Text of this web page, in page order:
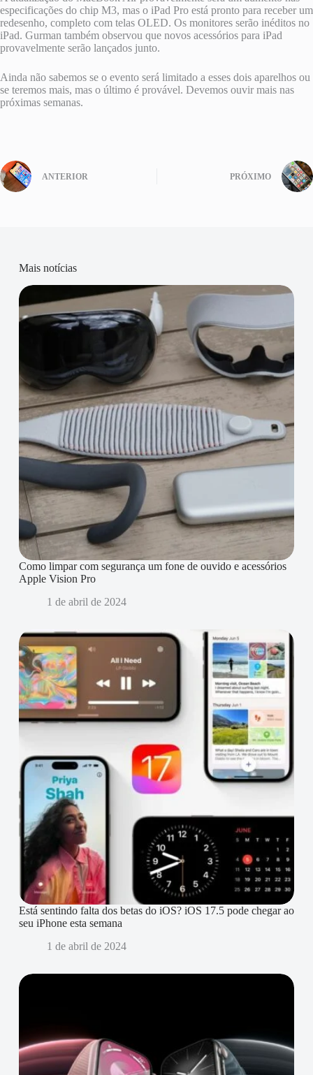
especificações do chip M3, mas o iPad Pro está pronto para receber um
redesenho, completo com telas OLED. Os monitores serão inéditos no
iPad. Gurman também observou que novos acessórios para iPad
provavelmente serão lançados junto.
Ainda não sabemos se o evento será limitado a esses dois aparelhos ou
se teremos mais, mas o último é provável. Devemos ouvir mais nas
próximas semanas.
ANTERIOR PRÓXIMO
Mais notícias
Como limpar com segurança um fone de ouvido e acessórios
Apple Vision Pro
1 de abril de 2024
Está sentindo falta dos betas do iOS? iOS 17.5 pode chegar ao
seu iPhone esta semana
1 de abril de 2024